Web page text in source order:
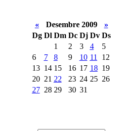
« Desembre 2009
»
Dg Dl Dm Dc Dj Dv Ds
1
2 3 4
5
6
7 8 9 10 11
12
13 14 15 16 17 18 19
20 21 22 23 24 25 26
27 28 29 30 31